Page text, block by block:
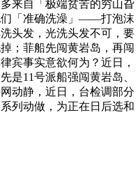
来自「极端贫苦的穷山旮
们「准确洗澡」——打泡沫
头发，光洗头发不可，要
；菲船先闯黄岩岛，再闯
宾事实意欲何为？近日，
是11号派船强闯黄岩岛、
动静，近日，台检调部分
列动做，为正在日后选和